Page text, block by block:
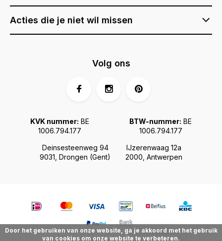
Acties die je niet wil missen
Deinsesteenweg 94
9031, Drongen (Gent)
IJzerenwaag 12a
2000, Antwerpen
KVK nummer: BE
1006.794.177
BTW-nummer: BE
1006.794.177
Volg ons
Door het gebruiken van onze website, ga je akkoord met het gebruik
van cookies om onze website te verbeteren.